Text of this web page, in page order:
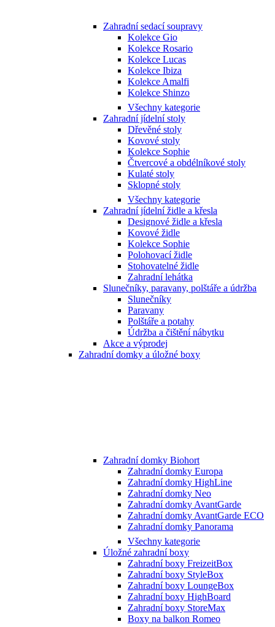
Zahradní sedací soupravy
Kolekce Gio
Kolekce Rosario
Kolekce Lucas
Kolekce Ibiza
Kolekce Amalfi
Kolekce Shinzo
Všechny kategorie
Zahradní jídelní stoly
Dřevěné stoly
Kovové stoly
Kolekce Sophie
Čtvercové a obdélníkové stoly
Kulaté stoly
Sklopné stoly
Všechny kategorie
Zahradní jídelní židle a křesla
Designové židle a křesla
Kovové židle
Kolekce Sophie
Polohovací židle
Stohovatelné židle
Zahradní lehátka
Slunečníky, paravany, polštáře a údržba
Slunečníky
Paravany
Polštáře a potahy
Údržba a čištění nábytku
Akce a výprodej
Zahradní domky a úložné boxy
Zahradní domky Biohort
Zahradní domky Europa
Zahradní domky HighLine
Zahradní domky Neo
Zahradní domky AvantGarde
Zahradní domky AvantGarde ECO
Zahradní domky Panorama
Všechny kategorie
Úložné zahradní boxy
Zahradní boxy FreizeitBox
Zahradní boxy StyleBox
Zahradní boxy LoungeBox
Zahradní boxy HighBoard
Zahradní boxy StoreMax
Boxy na balkon Romeo